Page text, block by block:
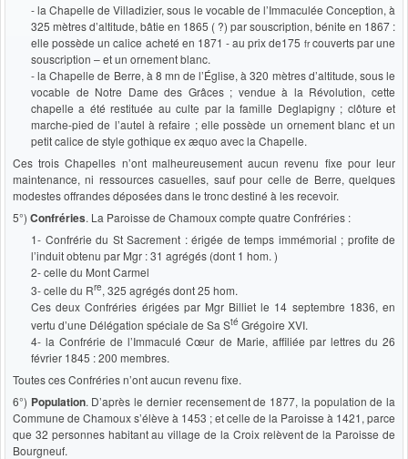
- la Chapelle de Villadizier, sous le vocable de l’Immaculée Conception, à
325 mètres d’altitude, bâtie en 1865 ( ?) par souscription, bénite en 1867 :
elle possède un calice acheté en 1871 - au prix de175 frcouverts par une
souscription – et un ornement blanc.
- la Chapelle de Berre, à 8 mn de l’Église, à 320 mètres d’altitude, sous le
vocable de Notre Dame des Grâces ; vendue à la Révolution, cette
chapelle a été restituée au culte par la famille Deglapigny ; clôture et
marche-pied de l’autel à refaire ; elle possède un ornement blanc et un
petit calice de style gothique ex æquo avec la Chapelle.
Ces trois Chapelles n’ont malheureusement aucun revenu fixe pour leur
maintenance, ni ressources casuelles, sauf pour celle de Berre, quelques
modestes offrandes déposées dans le tronc destiné à les recevoir.
5°) Confréries. La Paroisse de Chamoux compte quatre Confréries :
1- Confrérie du St Sacrement : érigée de temps immémorial ; profite de
l’induit obtenu par Mgr : 31 agrégés (dont 1 hom. )
2- celle du Mont Carmel
3- celle du Rre, 325 agrégés dont 25 hom.
Ces deux Confréries érigées par Mgr Billiet le 14 septembre 1836, en
vertu d’une Délégation spéciale de Sa Sté Grégoire XVI.
4- la Confrérie de l’Immaculé Cœur de Marie, affiliée par lettres du 26
février 1845 : 200 membres.
Toutes ces Confréries n’ont aucun revenu fixe.
6°) Population. D’après le dernier recensement de 1877, la population de la
Commune de Chamoux s’élève à 1453 ; et celle de la Paroisse à 1421, parce
que 32 personnes habitant au village de la Croix relèvent de la Paroisse de
Bourgneuf.